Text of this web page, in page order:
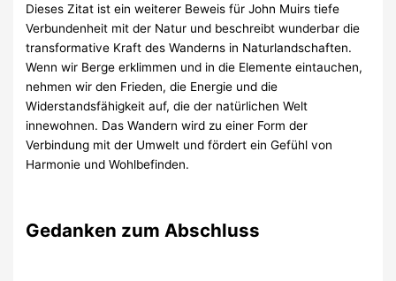
Dieses Zitat ist ein weiterer Beweis für John Muirs tiefe
Verbundenheit mit der Natur und beschreibt wunderbar die
transformative Kraft des Wanderns in Naturlandschaften.
Wenn wir Berge erklimmen und in die Elemente eintauchen,
nehmen wir den Frieden, die Energie und die
Widerstandsfähigkeit auf, die der natürlichen Welt
innewohnen. Das Wandern wird zu einer Form der
Verbindung mit der Umwelt und fördert ein Gefühl von
Harmonie und Wohlbefinden.
Gedanken zum Abschluss